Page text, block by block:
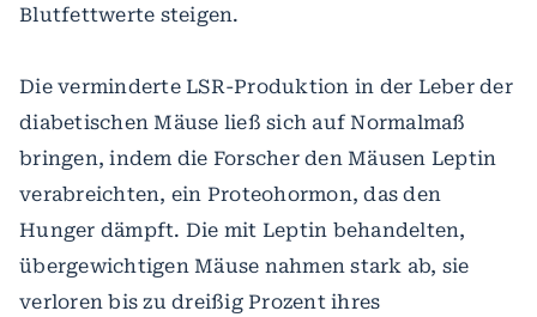
Blutfettwerte steigen.
Die verminderte LSR-Produktion in der Leber der
diabetischen Mäuse ließ sich auf Normalmaß
bringen, indem die Forscher den Mäusen Leptin
verabreichten, ein Proteohormon, das den
Hunger dämpft. Die mit Leptin behandelten,
übergewichtigen Mäuse nahmen stark ab, sie
verloren bis zu dreißig Prozent ihres